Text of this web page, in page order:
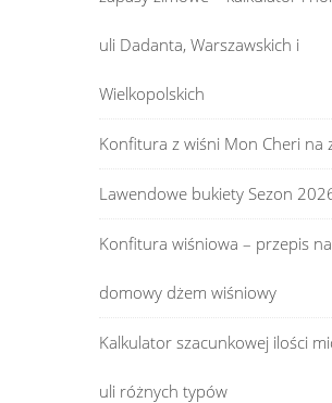
uli Dadanta, Warszawskich i
Wielkopolskich
Konfitura z wiśni Mon Cheri na
Lawendowe bukiety Sezon
Konfitura wiśniowa – przepis na
domowy dżem wiśniowy
Kalkulator szacunkowej ilości
uli różnych typów